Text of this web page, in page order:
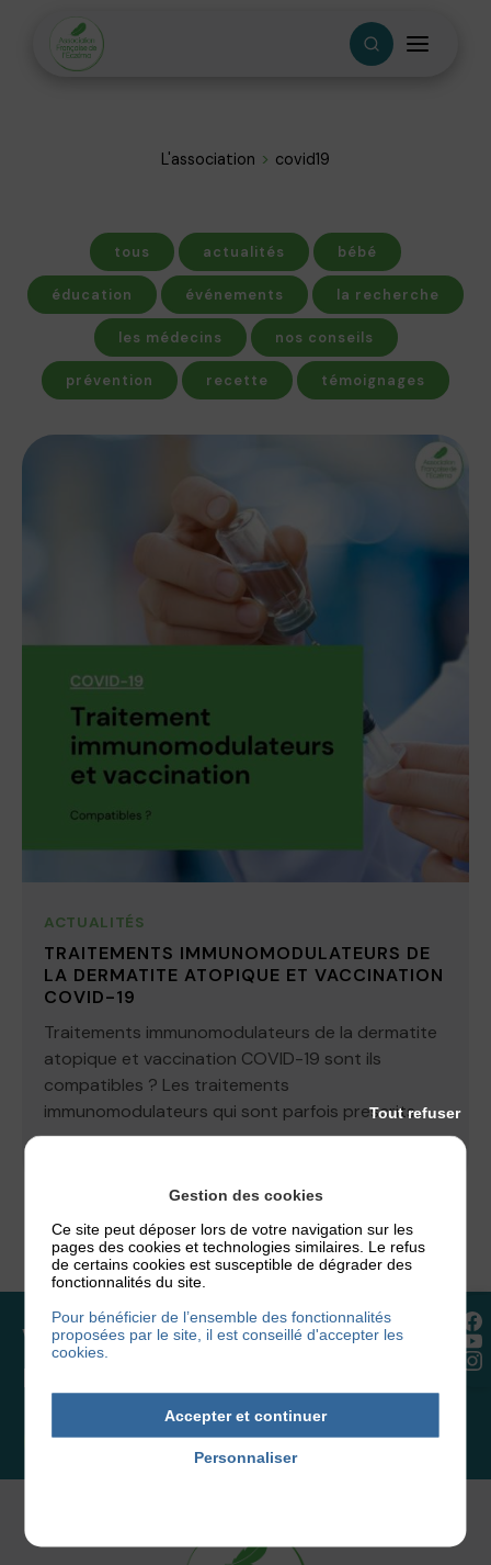
L'association covid19
tous actualités bébé
éducation événements la recherche
les médecins nos conseils
prévention recette témoignages
ACTUALITÉS
TRAITEMENTS IMMUNOMODULATEURS DE
LA DERMATITE ATOPIQUE ET VACCINATION
COVID-19
Traitements immunomodulateurs de la dermatite
atopique et vaccination COVID-19 sont ils
compatibles ? Les traitements
immunomodulateurs qui sont parfois prescrits...
Vous souhaitez rejoindre
l’association ou faire un don ?
NOUS REJOINDRE
Gestion des cookies
Ce site peut déposer lors de votre navigation sur les
pages des cookies et technologies similaires. Le refus
de certains cookies est susceptible de dégrader des
fonctionnalités du site.
Pour bénéficier de l’ensemble des fonctionnalités
proposées par le site, il est conseillé d'accepter les
cookies.
Accepter et continuer
Tout refuser
Personnaliser